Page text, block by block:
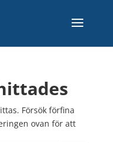
Försök förfina
ovan för att